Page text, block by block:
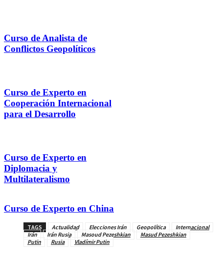
Curso de Analista de
Conflictos Geopolíticos
Curso de Experto en
Cooperación Internacional
para el Desarrollo
Curso de Experto en
Diplomacia y
Multilateralismo
Curso de Experto en China
TAGS Actualidad Elecciones Irán Geopolítica
Internacional
Irán
Irán Rusia Masoud Pezeshkian
Masud Pezeshkian
Putin
Rusia Vladímir Putin